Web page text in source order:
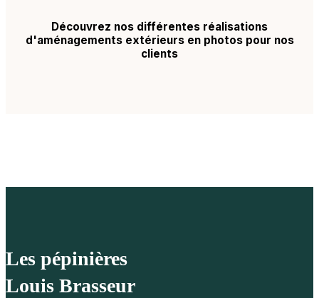
Découvrez nos différentes réalisations
d'aménagements extérieurs en photos pour nos
clients
Les pépinières
Louis Brasseur